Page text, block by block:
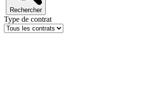
Rechercher
Type de contrat